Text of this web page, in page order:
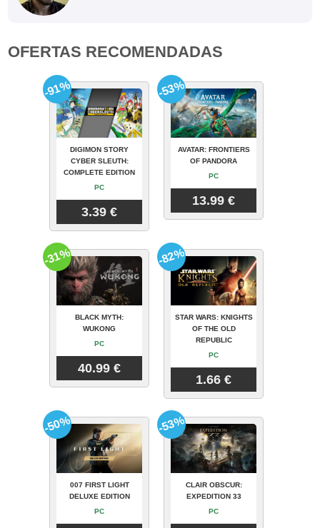
OFERTAS RECOMENDADAS
DIGIMON STORY
CYBER SLEUTH:
COMPLETE EDITION
PC
3.39 €
-91%
AVATAR: FRONTIERS
OF PANDORA
PC
13.99 €
-53%
BLACK MYTH:
WUKONG
PC
40.99 €
-31%
STAR WARS: KNIGHTS
OF THE OLD
REPUBLIC
PC
1.66 €
-82%
007 FIRST LIGHT
DELUXE EDITION
PC
-50%
CLAIR OBSCUR:
EXPEDITION 33
PC
-53%